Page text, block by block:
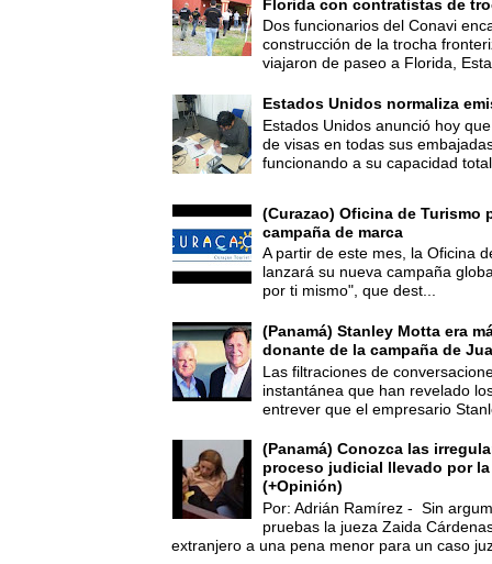
Florida con contratistas de
Dos funcionarios del Conavi
construcción de la trocha
viajaron de paseo a Florida,
Estados Unidos normaliza
Estados Unidos anunció hoy
de visas en todas sus
funcionando a su capacidad
(Curazao) Oficina de Turismo
campaña de marca
A partir de este mes, la Oficina
lanzará su nueva campaña
por ti mismo", que dest...
(Panamá) Stanley Motta era
donante de la campaña de
Las filtraciones de
instantánea que han revelado
entrever que el empresario
(Panamá) Conozca las
proceso judicial llevado por
(+Opinión)
Por: Adrián Ramírez - Sin
pruebas la jueza Zaida
extranjero a una pena menor para un caso